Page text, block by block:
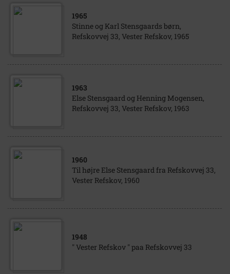
1965
Stinne og Karl Stensgaards børn,
Refskovvej 33, Vester Refskov, 1965
1963
Else Stensgaard og Henning Mogensen,
Refskovvej 33, Vester Refskov, 1963
1960
Til højre Else Stensgaard fra Refskovvej 33,
Vester Refskov, 1960
1948
" Vester Refskov " paa Refskovvej 33